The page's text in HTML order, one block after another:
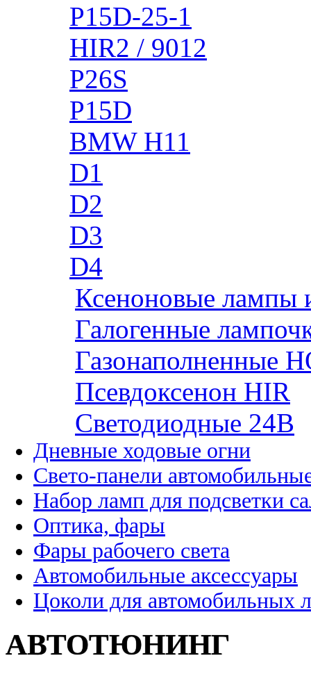
P15D-25-1
HIR2 / 9012
P26S
P15D
BMW H11
D1
D2
D3
D4
Ксеноновые лампы
Галогенные
Газонаполненные
Псевдоксенон HIR
Cветодиодные 24B
Дневные ходовые огни
Свето-панели
Набор ламп для подсветки
Оптика, фары
Фары рабочего света
Автомобильные аксессуары
Цоколи для автомобильных
АВТОТЮНИНГ